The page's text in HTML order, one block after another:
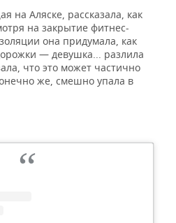
на Аляске, рассказала, как
на закрытие фитнес-
она придумала, как
— девушка... разлила
что это может частично
же, смешно упала в